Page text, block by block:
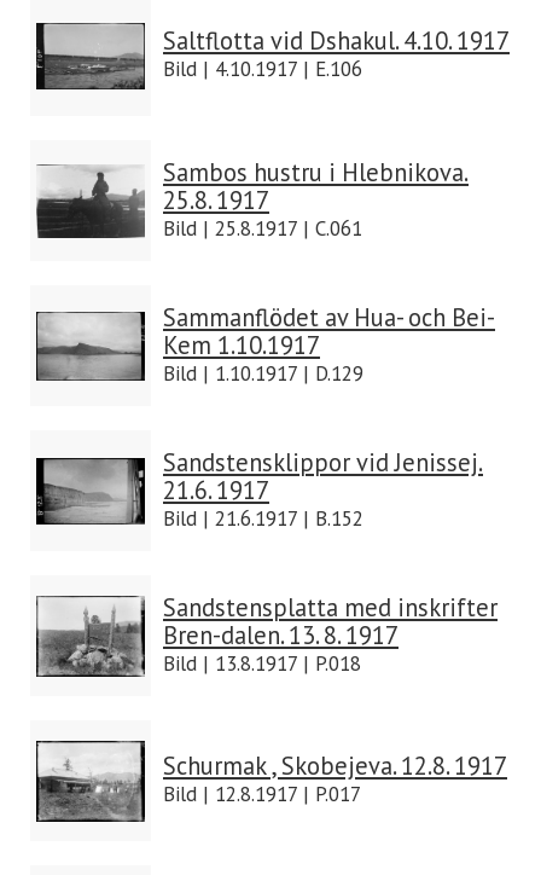
Saltflotta vid Dshakul. 4.10. 1917
Bild | 4.10.1917 | E.106
Sambos hustru i Hlebnikova.
25.8. 1917
Bild | 25.8.1917 | C.061
Sammanflödet av Hua- och Bei-
Kem 1.10.1917
Bild | 1.10.1917 | D.129
Sandstensklippor vid Jenissej.
21.6. 1917
Bild | 21.6.1917 | B.152
Sandstensplatta med inskrifter
Bren-dalen. 13. 8. 1917
Bild | 13.8.1917 | P.018
Schurmak , Skobejeva. 12.8. 1917
Bild | 12.8.1917 | P.017